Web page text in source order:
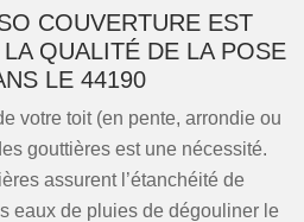
COUVERTURE EST
QUALITÉ DE LA POSE
LE 44190
votre toit (en pente, arrondie ou
gouttières est une nécessité.
assurent l’étanchéité de
eaux de pluies de dégouliner le